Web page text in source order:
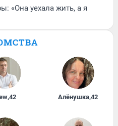
«Она уехала жить, а я
,42 Алёнушка,42